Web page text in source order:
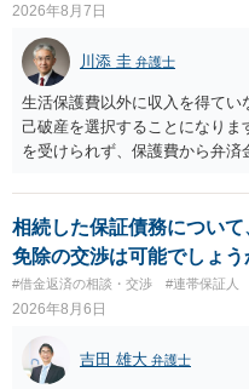
2026年8月7日
川添 圭 弁護士
生活保護費以外に収入を得てい
己破産を選択することになり
を受けられず、保護費から弁
士費用は法テラスが負担し、
くれるため、弁護士へ自己破産
相続した保証債務につい
免除の交渉は可能でしょう
#借金返済の相談・交渉 #連帯保証人
2026年8月6日
吉田 雄大 弁護士